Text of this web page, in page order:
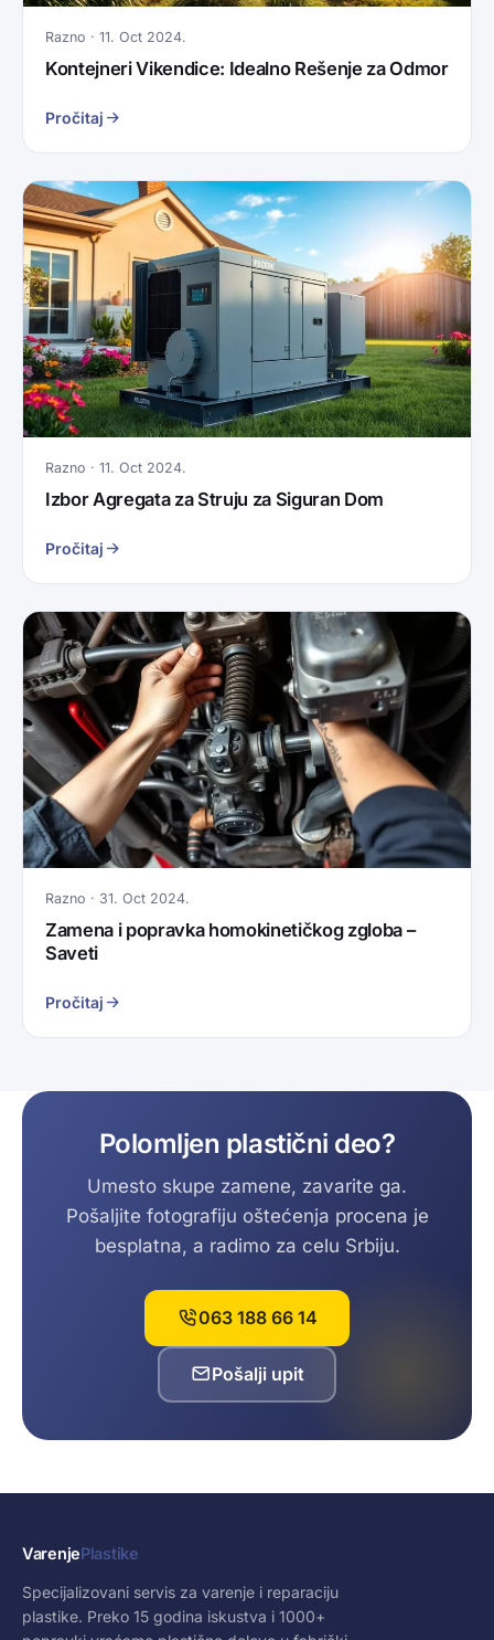
Razno · 11. Oct 2024.
Kontejneri Vikendice: Idealno Rešenje za Odmor
Pročitaj
Razno · 11. Oct 2024.
Izbor Agregata za Struju za Siguran Dom
Pročitaj
Razno · 31. Oct 2024.
Zamena i popravka homokinetičkog zgloba –
Saveti
Pročitaj
Polomljen plastični deo?
Umesto skupe zamene, zavarite ga.
Pošaljite fotografiju oštećenja procena je
besplatna, a radimo za celu Srbiju.
063 188 66 14
Pošalji upit
VarenjePlastike
Specijalizovani servis za varenje i reparaciju
plastike. Preko 15 godina iskustva i 1000+